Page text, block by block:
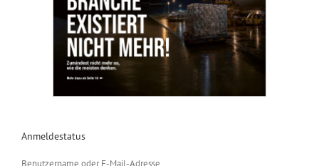
Anmeldestatus